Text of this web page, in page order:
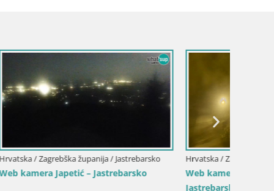
u
Hrvatska / Zagrebška županija / Jastrebarsko
Web kamera Plešivica – Jastrebarsko